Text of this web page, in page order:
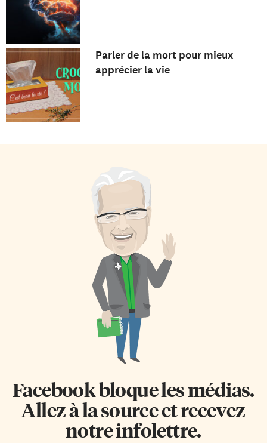
Parler de la mort pour mieux
apprécier la vie
Facebook bloque les médias.
Allez à la source et recevez
notre infolettre.